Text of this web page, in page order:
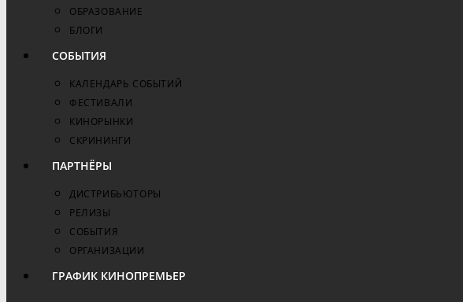
ОБРАЗОВАНИЕ
БЛОГИ
СОБЫТИЯ
КАЛЕНДАРЬ СОБЫТИЙ
ФЕСТИВАЛИ
КИНОРЫНКИ
СКРИНИНГИ
ПАРТНЁРЫ
ДИСТРИБЬЮТОРЫ
РЕЛИЗЫ
СОБЫТИЯ
ОРГАНИЗАЦИИ
ГРАФИК КИНОПРЕМЬЕР